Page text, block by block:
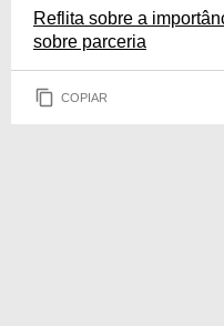
Reflita sobre a
sobre parceria
COPIAR